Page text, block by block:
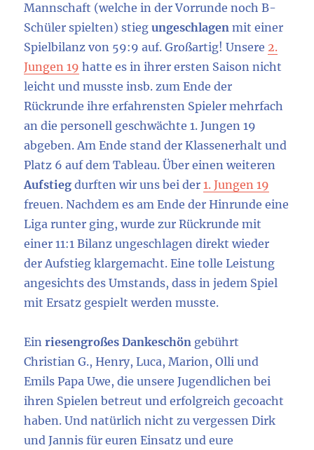
Mannschaft (welche in der Vorrunde noch B-
Schüler spielten) stiegungeschlagen mit einer
Spielbilanz von 59:9 auf. Großartig! Unsere 2.
Jungen 19 hatte es in ihrer ersten Saison nicht
leicht und musste insb. zum Ende der
Rückrunde ihre erfahrensten Spieler mehrfach
an die personell geschwächte 1. Jungen 19
abgeben. Am Ende stand der Klassenerhalt und
Platz 6 auf dem Tableau. Über einen weiteren
Aufstieg durften wir uns bei der1. Jungen 19
freuen. Nachdem es am Ende der Hinrunde eine
Liga runter ging, wurde zur Rückrunde mit
einer 11:1 Bilanz ungeschlagen direkt wieder
der Aufstieg klargemacht. Eine tolle Leistung
angesichts des Umstands, dass in jedem Spiel
mit Ersatz gespielt werden musste.
Einriesengroßes Dankeschön gebührt
Christian G., Henry, Luca, Marion, Olli und
Emils Papa Uwe, die unsere Jugendlichen bei
ihren Spielen betreut und erfolgreich gecoacht
haben. Und natürlich nicht zu vergessen Dirk
und Jannis für euren Einsatz und eure